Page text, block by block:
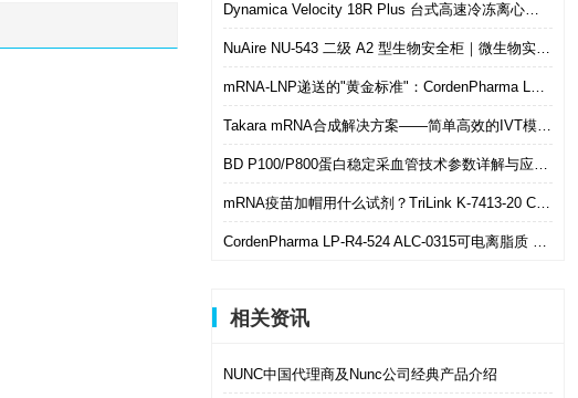
Dynamica Velocity 18R Plus 台式高速冷冻离心机｜多样本通量生物分离优选设备
NuAire NU-543 二级 A2 型生物安全柜｜微生物实验室安全操作优选设备
mRNA-LNP递送的"黄金标准"：CordenPharma LP-R4-524（ALC-0315）可电离脂质技术解析
Takara mRNA合成解决方案——简单高效的IVT模板制备
BD P100/P800蛋白稳定采血管技术参数详解与应用选型指南
mRNA疫苗加帽用什么试剂？TriLink K-7413-20 CleanCap共转录加帽 华雅思创现货直发
CordenPharma LP-R4-524 ALC-0315可电离脂质 mRNA-LNP递送专用 华雅思创现货供应
相关资讯
NUNC中国代理商及Nunc公司经典产品介绍